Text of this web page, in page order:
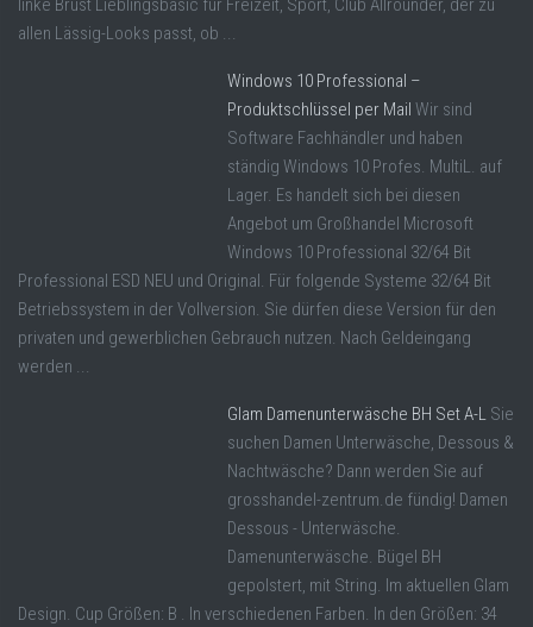
linke Brust Lieblingsbasic für Freizeit, Sport, Club Allrounder, der zu
allen Lässig-Looks passt, ob ...
Windows 10 Professional –
Produktschlüssel per Mail Wir sind
Software Fachhändler und haben
ständig Windows 10 Profes. MultiL. auf
Lager. Es handelt sich bei diesen
Angebot um Großhandel Microsoft
Windows 10 Professional 32/64 Bit
Professional ESD NEU und Original. Für folgende Systeme 32/64 Bit
Betriebssystem in der Vollversion. Sie dürfen diese Version für den
privaten und gewerblichen Gebrauch nutzen. Nach Geldeingang
werden ...
Glam Damenunterwäsche BH Set A-L Sie
suchen Damen Unterwäsche, Dessous &
Nachtwäsche? Dann werden Sie auf
grosshandel-zentrum.de fündig! Damen
Dessous - Unterwäsche.
Damenunterwäsche. Bügel BH
gepolstert, mit String. Im aktuellen Glam
Design. Cup Größen: B . In verschiedenen Farben. In den Größen: 34